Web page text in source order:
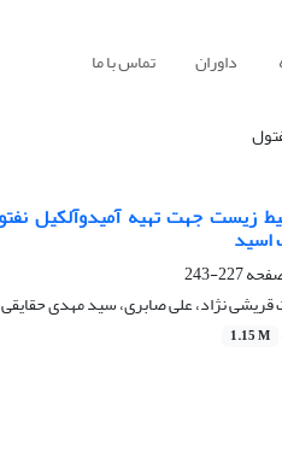
داوران تماس با ما
اسید
227-243
نژاد، علی صابری، سید مهدی حقایقی
1.15 M